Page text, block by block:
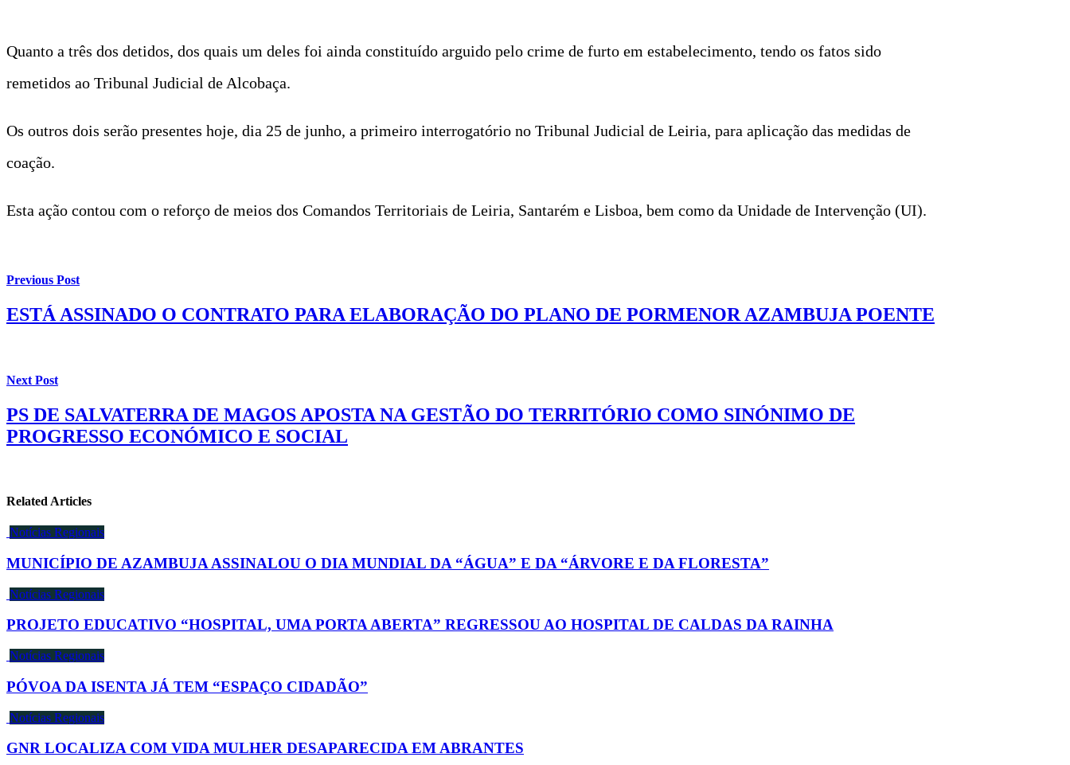
Quanto a três dos detidos, dos quais um deles foi ainda constituído arguido pelo crime de furto em estabelecimento, tendo os fatos sido
remetidos ao Tribunal Judicial de Alcobaça.
Os outros dois serão presentes hoje, dia 25 de junho, a primeiro interrogatório no Tribunal Judicial de Leiria, para aplicação das medidas de
coação.
Esta ação contou com o reforço de meios dos Comandos Territoriais de Leiria, Santarém e Lisboa, bem como da Unidade de Intervenção (UI).
Previous Post
ESTÁ ASSINADO O CONTRATO PARA ELABORAÇÃO DO PLANO DE PORMENOR AZAMBUJA POENTE
Next Post
PS DE SALVATERRA DE MAGOS APOSTA NA GESTÃO DO TERRITÓRIO COMO SINÓNIMO DE
PROGRESSO ECONÓMICO E SOCIAL
Related Articles
Notícias Regionais
MUNICÍPIO DE AZAMBUJA ASSINALOU O DIA MUNDIAL DA “ÁGUA” E DA “ÁRVORE E DA FLORESTA”
Notícias Regionais
PROJETO EDUCATIVO “HOSPITAL, UMA PORTA ABERTA” REGRESSOU AO HOSPITAL DE CALDAS DA RAINHA
Notícias Regionais
PÓVOA DA ISENTA JÁ TEM “ESPAÇO CIDADÃO”
Notícias Regionais
GNR LOCALIZA COM VIDA MULHER DESAPARECIDA EM ABRANTES